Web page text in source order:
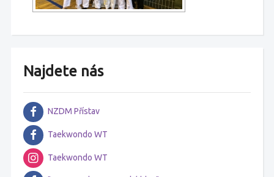
Najdete nás
NZDM Přístav
Taekwondo WT
Taekwondo WT